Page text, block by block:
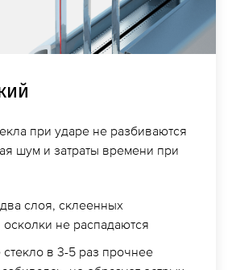
при ударе не разбиваются
шум и затраты времени при
слоя, склеенных
не распадаются
в 3-5 раз прочнее